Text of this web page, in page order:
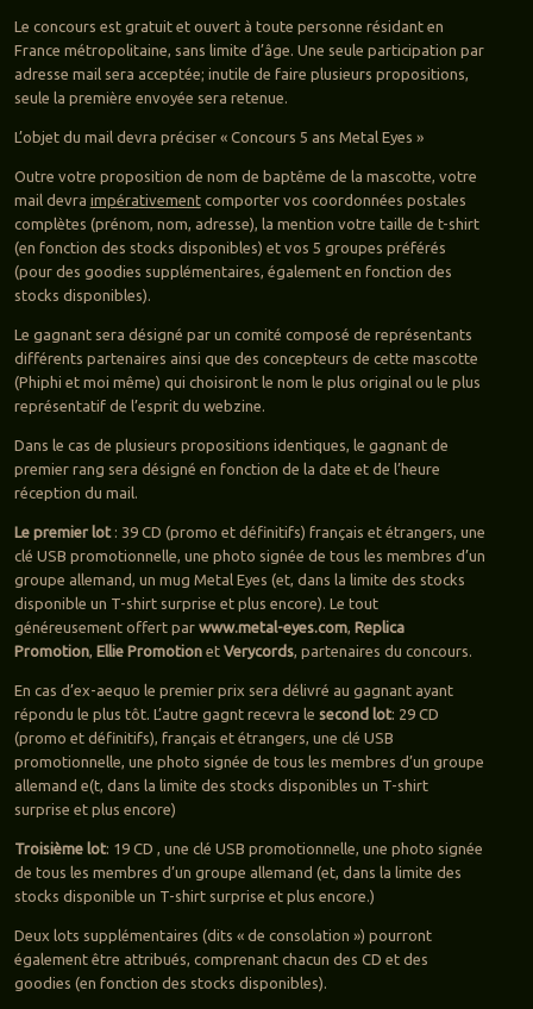
Le concours est gratuit et ouvert à toute personne résidant en
France métropolitaine, sans limite d’âge. Une seule participation par
adresse mail sera acceptée; inutile de faire plusieurs propositions,
seule la première envoyée sera retenue.
L’objet du mail devra préciser « Concours 5 ans Metal Eyes »
Outre votre proposition de nom de baptême de la mascotte, votre
mail devra impérativementcomporter vos coordonnées postales
complètes (prénom, nom, adresse), la mention votre taille de t-shirt
(en fonction des stocks disponibles) et vos 5 groupes préférés
(pour des goodies supplémentaires, également en fonction des
stocks disponibles).
Le gagnant sera désigné par un comité composé de représentants
différents partenaires ainsi que des concepteurs de cette mascotte
(Phiphi et moi même) qui choisiront le nom le plus original ou le plus
représentatif de l’esprit du webzine.
Dans le cas de plusieurs propositions identiques, le gagnant de
premier rang sera désigné en fonction de la date et de l’heure
réception du mail.
Le premier lot: 39 CD (promo et définitifs) français et étrangers, une
clé USB promotionnelle, une photo signée de tous les membres d’un
groupe allemand, un mug Metal Eyes (et, dans la limite des stocks
disponible un T-shirt surprise et plus encore). Le tout
généreusement offert par www.metal-eyes.com, Replica
Promotion, Ellie PromotionetVerycords, partenaires du concours.
En cas d’ex-aequo le premier prix sera délivré au gagnant ayant
répondu le plus tôt. L’autre gagnt recevra le second lot: 29 CD
(promo et définitifs), français et étrangers, une clé USB
promotionnelle, une photo signée de tous les membres d’un groupe
allemand e(t, dans la limite des stocks disponibles un T-shirt
surprise et plus encore)
Troisième lot: 19 CD , une clé USB promotionnelle, une photo signée
de tous les membres d’un groupe allemand (et, dans la limite des
stocks disponible un T-shirt surprise et plus encore.)
Deux lots supplémentaires (dits « de consolation ») pourront
également être attribués, comprenant chacun des CD et des
goodies (en fonction des stocks disponibles).